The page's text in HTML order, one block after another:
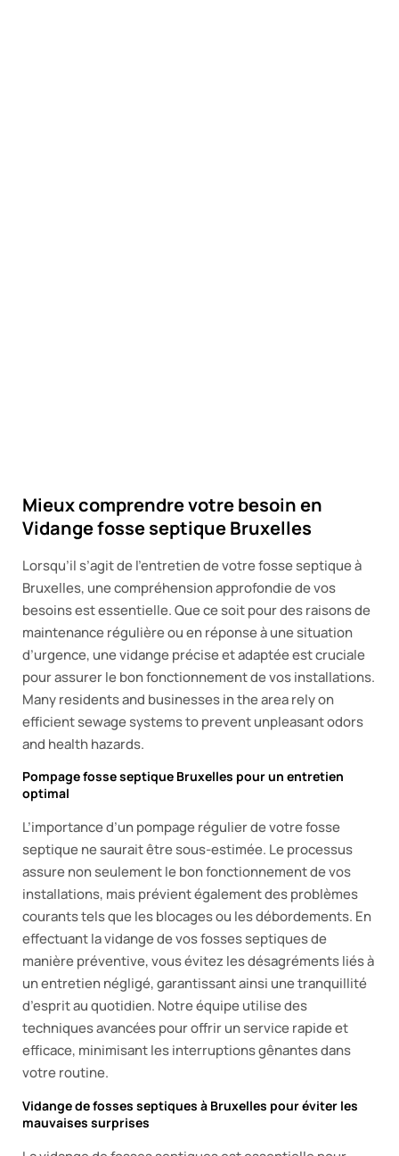
Mieux comprendre votre besoin en
Vidange fosse septique Bruxelles
Lorsqu’il s’agit de l’entretien de votre fosse septique à
Bruxelles, une compréhension approfondie de vos
besoins est essentielle. Que ce soit pour des raisons de
maintenance régulière ou en réponse à une situation
d’urgence, une vidange précise et adaptée est cruciale
pour assurer le bon fonctionnement de vos installations.
Many residents and businesses in the area rely on
efficient sewage systems to prevent unpleasant odors
and health hazards.
Pompage fosse septique Bruxelles pour un entretien
optimal
L’importance d’un pompage régulier de votre fosse
septique ne saurait être sous-estimée. Le processus
assure non seulement le bon fonctionnement de vos
installations, mais prévient également des problèmes
courants tels que les blocages ou les débordements. En
effectuant la vidange de vos fosses septiques de
manière préventive, vous évitez les désagréments liés à
un entretien négligé, garantissant ainsi une tranquillité
d’esprit au quotidien. Notre équipe utilise des
techniques avancées pour offrir un service rapide et
efficace, minimisant les interruptions gênantes dans
votre routine.
Vidange de fosses septiques à Bruxelles pour éviter les
mauvaises surprises